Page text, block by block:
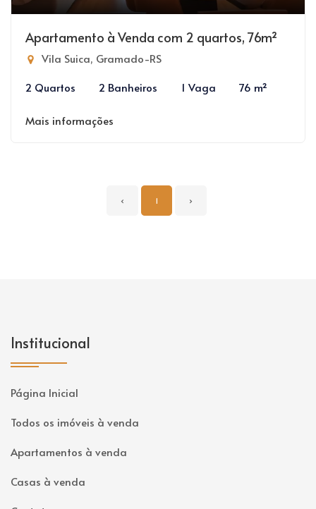
Apartamento à Venda com 2 quartos, 76m²
Vila Suica, Gramado-RS
2 Quartos
2 Banheiros 1 Vaga 76 m²
Mais informações
‹ 1 ›
Institucional
Página Inicial
Todos os imóveis à venda
Apartamentos à venda
Casas à venda